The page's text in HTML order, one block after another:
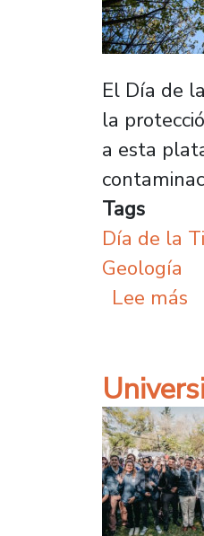
El Día de
la
a esta
Tags
Día de la
Geología
Lee más